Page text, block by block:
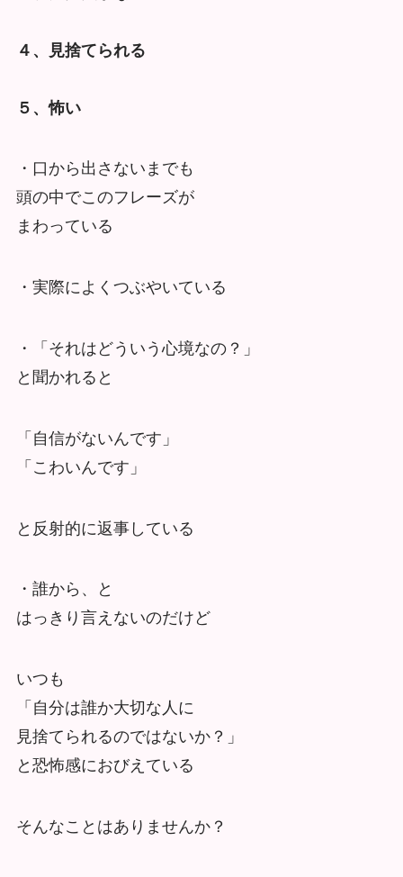
４、見捨てられる
５、怖い
・口から出さないまでも
頭の中でこのフレーズが
まわっている
・実際によくつぶやいている
・「それはどういう心境なの？」
と聞かれると
「自信がないんです」
「こわいんです」
と反射的に返事している
・誰から、と
はっきり言えないのだけど
いつも
「自分は誰か大切な人に
見捨てられるのではないか？」
と恐怖感におびえている
そんなことはありませんか？